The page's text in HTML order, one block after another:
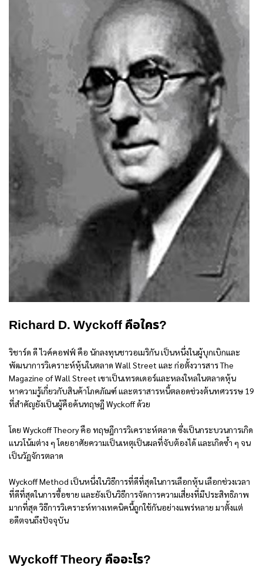
Richard D. Wyckoff คือใคร?
ริชาร์ด ดี ไวค์คอฟฟ์ คือ นักลงทุนชาวอเมริกัน เป็นหนึ่งในผู้บุกเบิกและ
พัฒนาการวิเคราะห์หุ้นในตลาด Wall Street และ ก่อตั้งวารสาร The
Magazine of Wall Street เขาเป็นเทรดเดอร์และหลงใหลในตลาดหุ้น
หาความรู้เกี่ยวกับสินค้าโภคภัณฑ์ และตราสารหนี้ตลอดช่วงต้นทศวรรษ 19
ที่สำคัญยังเป็นผู้คือค้นทฤษฎี Wyckoff ด้วย
โดย Wyckoff Theory คือ ทฤษฎีการวิเคราะห์ตลาด ซึ่งเป็นกระบวนการเกิด
แนวโน้มต่าง ๆ โดยอาศัยความเป็นเหตุเป็นผลที่จับต้องได้ และเกิดซ้ำ ๆ จน
เป็นวัฏจักรตลาด
Wyckoff Method เป็นหนึ่งในวิธีการที่ดีที่สุดในการเลือกหุ้น เลือกช่วงเวลา
ที่ดีที่สุดในการซื้อขาย และยังเป็นวิธีการจัดการความเสี่ยงที่มีประสิทธิภาพ
มากที่สุด วิธีการวิเคราะห์ทางเทคนิคนี้ถูกใช้กันอย่างแพร่หลาย มาตั้งแต่
อดีตจนถึงปัจจุบัน
Wyckoff Theory คืออะไร?